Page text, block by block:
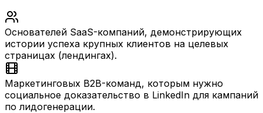
Основателей SaaS-компаний, демонстрирующих
истории успеха крупных клиентов на целевых
страницах (лендингах).
Маркетинговых B2B-команд, которым нужно
социальное доказательство в LinkedIn для кампаний
по лидогенерации.